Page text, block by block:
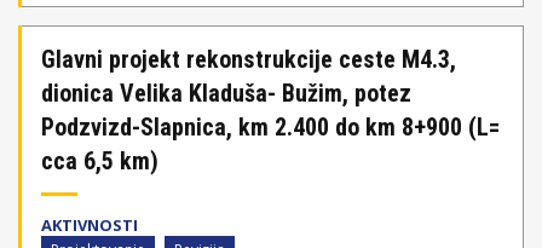
Glavni projekt rekonstrukcije ceste M4.3,
dionica Velika Kladuša- Bužim, potez
Podzvizd-Slapnica, km 2.400 do km 8+900 (L=
cca 6,5 km)
AKTIVNOSTI